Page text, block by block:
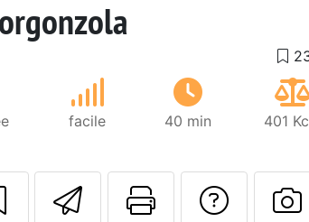
facile 40 min 401
Envoyer cette
Imprimer